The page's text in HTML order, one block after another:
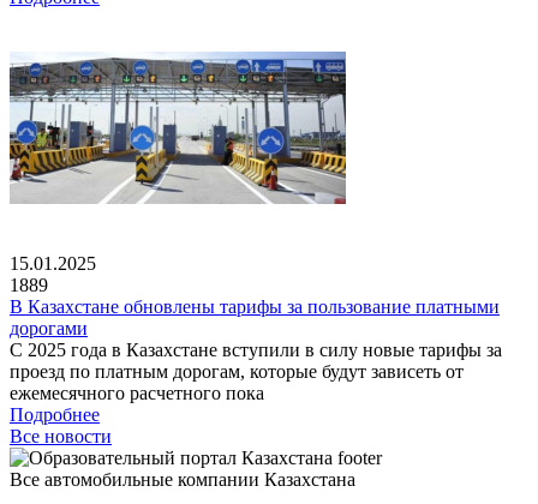
15.01.2025
1889
В Казахстане обновлены тарифы за пользование платными
дорогами
С 2025 года в Казахстане вступили в силу новые тарифы за
проезд по платным дорогам, которые будут зависеть от
ежемесячного расчетного пока
Подробнее
Все новости
Все автомобильные компании Казахстана